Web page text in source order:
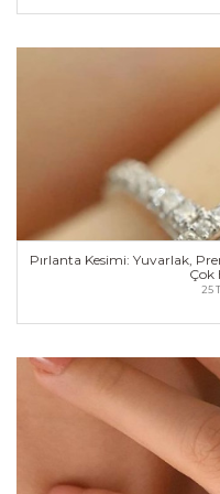
daha-cok-hitap-ediyor
Pırlanta Kesimi:
Kesim Size Daha Çok
💎 Pırlanta Kesimi:
Hangi Kesim Size
Br...
https://
daha-cok-hitap-ediyor
Pırlanta Kesimi: Yuvarlak,
Çok
25